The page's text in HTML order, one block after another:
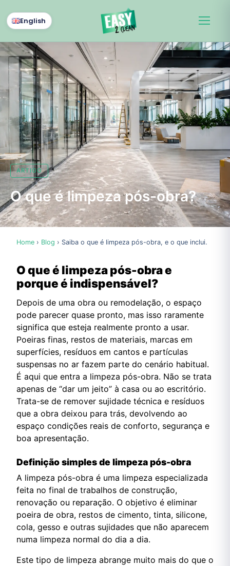
English
ARTIGO
O que é limpeza pós-obra?
Home › Blog › Saiba o que é limpeza pós-obra, e o que inclui.
O que é limpeza pós-obra e
porque é indispensável?
Depois de uma obra ou remodelação, o espaço
pode parecer quase pronto, mas isso raramente
significa que esteja realmente pronto a usar.
Poeiras finas, restos de materiais, marcas em
superfícies, resíduos em cantos e partículas
suspensas no ar fazem parte do cenário habitual.
É aqui que entra a limpeza pós-obra. Não se trata
apenas de “dar um jeito” à casa ou ao escritório.
Trata-se de remover sujidade técnica e resíduos
que a obra deixou para trás, devolvendo ao
espaço condições reais de conforto, segurança e
boa apresentação.
Definição simples de limpeza pós-obra
A limpeza pós-obra é uma limpeza especializada
feita no final de trabalhos de construção,
renovação ou reparação. O objetivo é eliminar
poeira de obra, restos de cimento, tinta, silicone,
cola, gesso e outras sujidades que não aparecem
numa limpeza normal do dia a dia.
Este tipo de limpeza abrange muito mais do que o